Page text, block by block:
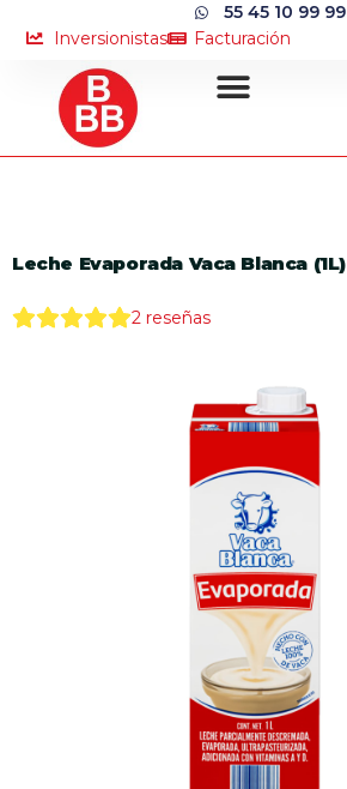
55 45 10 99 99
Inversionistas
Facturación
Leche Evaporada Vaca Blanca (1L)
2 reseñas